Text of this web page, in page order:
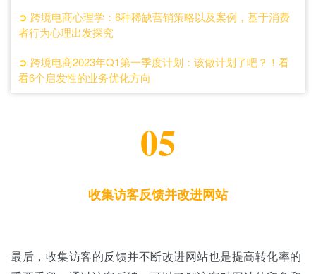
➲ 跨境电商心理学：6种稀缺营销策略以及案例，基于消费
者行为心理出发探究
➲ 跨境电商2023年Q1第一季度计划：该做计划了吧？！看
看6个启发性的业务优化方向
05
收集访客反馈并改进网站
最后，收集访客的反馈并不断改进网站也是提高转化率的